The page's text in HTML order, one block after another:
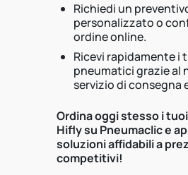
Richiedi un
personalizzato o
ordine online.
Ricevi rapidamente i
pneumatici grazie al
servizio di consegna
Ordina oggi stesso i
Hifly su Pneumaclic e
soluzioni affidabili a
competitivi!